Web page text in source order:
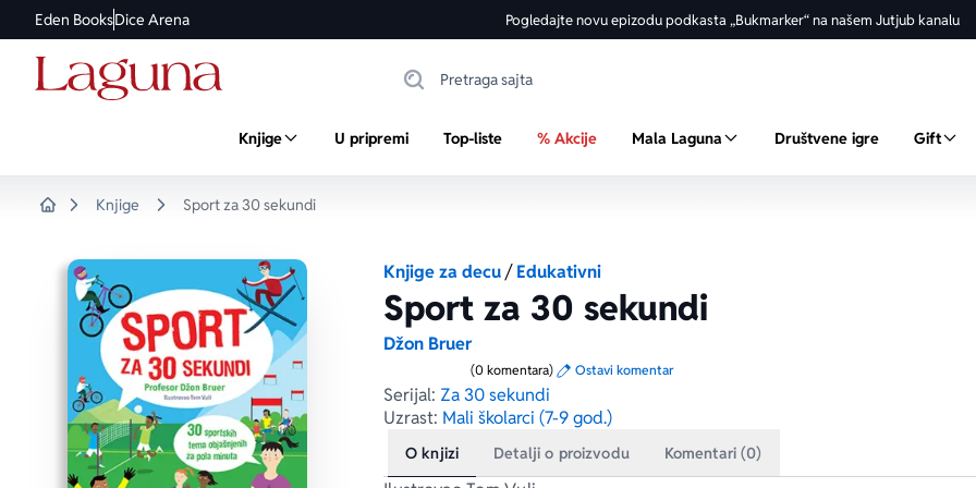
Eden BooksDice Arena Pogledajte novu epizodu podkasta „Bukmarker“ na našem Jutjub kanalu
Knjige U pripremi Top-liste % Akcije Mala Laguna Društvene igre Gift
Knjige Sport za 30 sekundi
Knjige za decu/Edukativni
Sport za 30 sekundi
Džon Bruer
(0 komentara) Ostavi komentar
Serijal: Za 30 sekundi
Uzrast: Mali školarci (7-9 god.)
O knjizi Detalji o proizvodu Komentari (0)